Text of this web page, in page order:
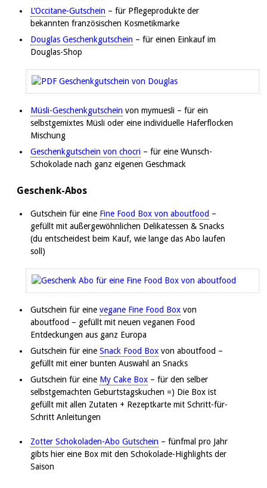
L’Occitane-Gutschein – für Pflegeprodukte der
bekannten französischen Kosmetikmarke
Douglas Geschenkgutschein – für einen Einkauf im
Douglas-Shop
Müsli-Geschenkgutschein von mymuesli – für ein
selbstgemixtes Müsli oder eine individuelle Haferflocken
Mischung
Geschenkgutschein von chocri – für eine Wunsch-
Schokolade nach ganz eigenen Geschmack
Geschenk-Abos
Gutschein für eine Fine Food Box von aboutfood –
gefüllt mit außergewöhnlichen Delikatessen & Snacks
(du entscheidest beim Kauf, wie lange das Abo laufen
soll)
Gutschein für eine vegane Fine Food Box von
aboutfood – gefüllt mit neuen veganen Food
Entdeckungen aus ganz Europa
Gutschein für eine Snack Food Box von aboutfood –
gefüllt mit einer bunten Auswahl an Snacks
Gutschein für eine My Cake Box – für den selber
selbstgemachten Geburtstagskuchen =) Die Box ist
gefüllt mit allen Zutaten + Rezeptkarte mit Schritt-für-
Schritt Anleitungen
Zotter Schokoladen-Abo Gutschein – fünfmal pro Jahr
gibts hier eine Box mit den Schokolade-Highlights der
Saison